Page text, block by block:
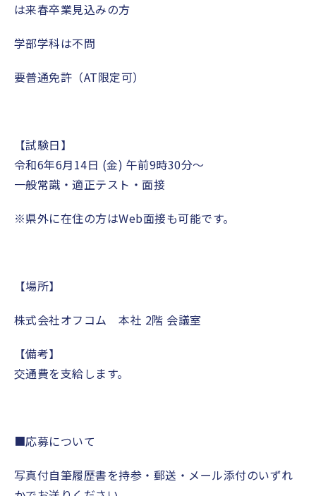
は来春卒業見込みの方
学部学科は不問
要普通免許（AT限定可）
【試験日】
令和6年6月14日 (金) 午前9時30分〜
一般常識・適正テスト・面接
※県外に在住の方はWeb面接も可能です。
【場所】
株式会社オフコム 本社 2階 会議室
【備考】
交通費を支給します。
■応募について
写真付自筆履歴書を持参・郵送・メール添付のいずれ